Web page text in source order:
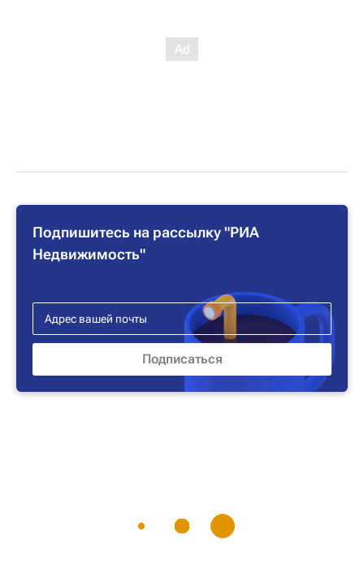
Подпишитесь на рассылку "РИА
Недвижимость"